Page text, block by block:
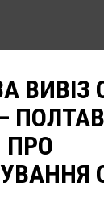
ВИВІЗ
ПРО